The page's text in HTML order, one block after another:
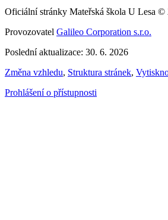
Oficiální stránky Mateřská škola U Lesa ©
Provozovatel Galileo Corporation s.r.o.
Poslední aktualizace: 30. 6. 2026
Změna vzhledu, Struktura stránek,
Prohlášení o přístupnosti